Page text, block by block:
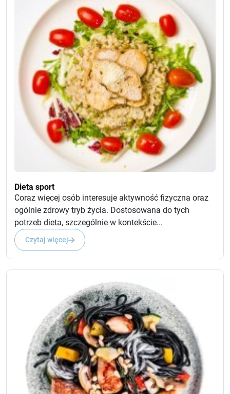
Dieta sport
Coraz więcej osób interesuje aktywność fizyczna oraz
ogólnie zdrowy tryb życia. Dostosowana do tych
potrzeb dieta, szczególnie w kontekście...
Czytaj więcej